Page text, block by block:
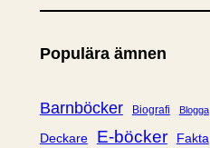
t
g
r
i
Populära ämnen
Barnböcker Biografi Blogga
Deckare E-böcker Fakta